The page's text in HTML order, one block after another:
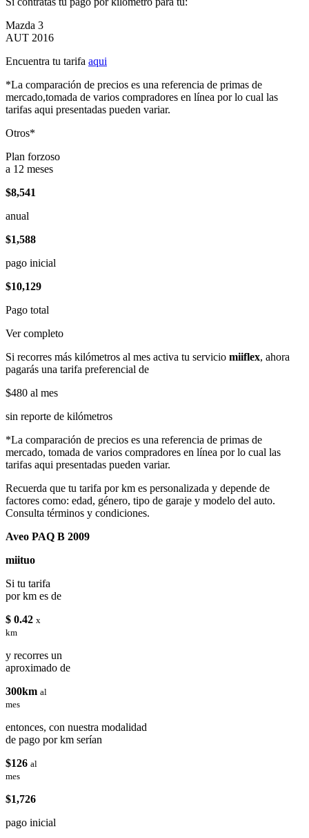
Mazda 3
AUT 2016
Encuentra tu tarifa aqui
*La comparación de precios es una referencia de primas de
mercado,tomada de varios compradores en línea por lo cual las
tarifas aqui presentadas pueden variar.
Otros*
Plan forzoso
a 12 meses
$8,541
anual
$1,588
pago inicial
$10,129
Pago total
Ver completo
Si recorres más kilómetros al mes activa tu servicio miiflex, ahora
pagarás una tarifa preferencial de
$480 al mes
sin reporte de kilómetros
*La comparación de precios es una referencia de primas de
mercado, tomada de varios compradores en línea por lo cual las
tarifas aqui presentadas pueden variar.
Recuerda que tu tarifa por km es personalizada y depende de
factores como: edad, género, tipo de garaje y modelo del auto.
Consulta términos y condiciones.
Aveo PAQ B 2009
miituo
Si tu tarifa
por km es de
$ 0.42 x
km
y recorres un
aproximado de
300km al
mes
entonces, con nuestra modalidad
de pago por km serían
$126 al
mes
$1,726
pago inicial